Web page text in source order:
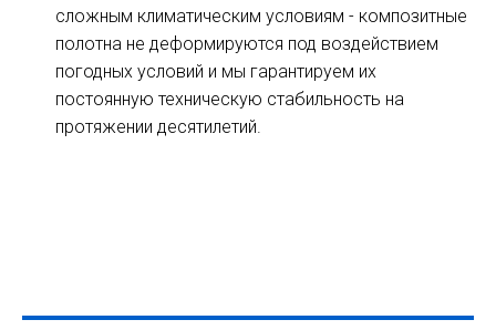
сложным климатическим условиям - композитные
полотна не деформируются под воздействием
погодных условий и мы гарантируем их
постоянную техническую стабильность на
протяжении десятилетий.